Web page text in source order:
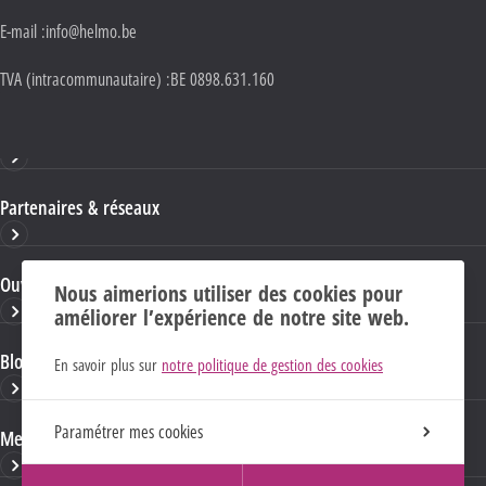
E-mail :info@helmo.be
TVA (intracommunautaire) :BE 0898.631.160
Partenaires & réseaux
Ouvrages & publications
Blogs & sites HELMo
Mentions Légales
Nous aimerions utiliser des cookies pour
améliorer l’expérience de notre site web.
En savoir plus sur notre politique de gestion des cookies
Paramétrer mes cookies